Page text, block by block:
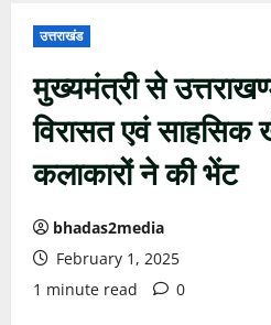
उत्तराखंड
मुख्यमंत्री से
विरासत एवं
कलाकारों ने की भेंट
bhadas2media
February 1, 2025
1 minute read
0